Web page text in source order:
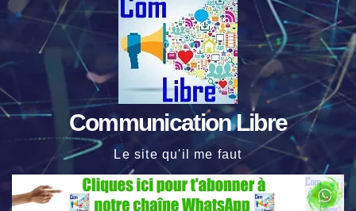
Communication Libre
Le site qu'il me faut